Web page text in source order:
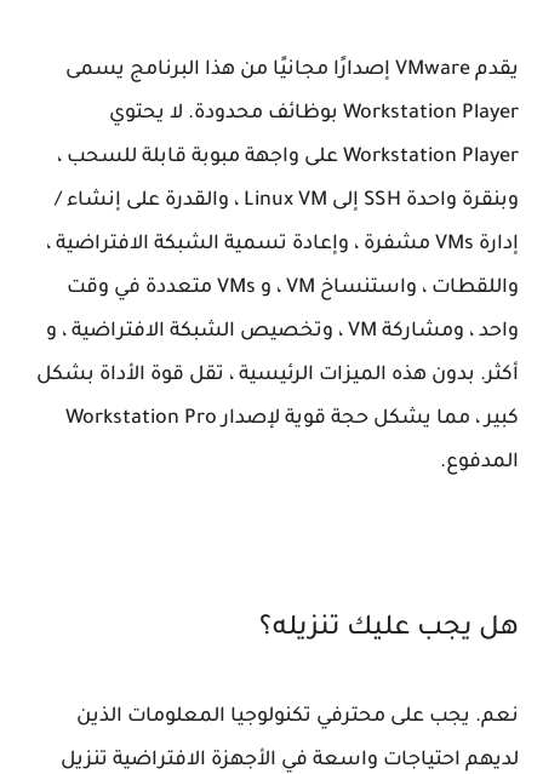
يقدم VMware إصدارًا مجانيًا من هذا البرنامج يسمى
Workstation Player بوظائف محدودة. لا يحتوي
Workstation Player على واجهة مبوبة قابلة للسحب ،
وبنقرة واحدة SSH إلى Linux VM ، والقدرة على إنشاء /
إدارة VMs مشفرة ، وإعادة تسمية الشبكة الافتراضية ،
واللقطات ، واستنساخ VM ، و VMs متعددة في وقت
واحد ، ومشاركة VM ، وتخصيص الشبكة الافتراضية ، و
أكثر. بدون هذه الميزات الرئيسية ، تقل قوة الأداة بشكل
كبير ، مما يشكل حجة قوية لإصدار Workstation Pro
المدفوع.
هل يجب عليك تنزيله؟
نعم. يجب على محترفي تكنولوجيا المعلومات الذين
لديهم احتياجات واسعة في الأجهزة الافتراضية تنزيل